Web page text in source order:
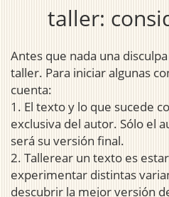
taller:
Antes que nada una
taller. Para iniciar algunas
cuenta:
1. El texto y lo que sucede
exclusiva del autor. Sólo el
será su versión final.
2. Tallerear un texto es
experimentar distintas
descubrir la mejor versión